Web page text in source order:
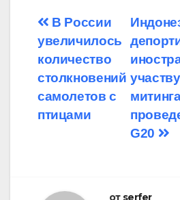
Навигация
по
записям
G20
В России
увеличилось
количество
столкновений
самолетов с
птицами
от serfer